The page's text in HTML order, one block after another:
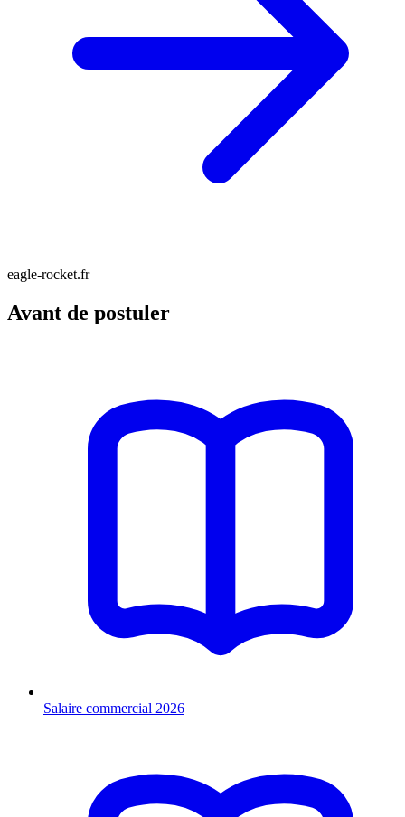
eagle-rocket.fr
Avant de postuler
Salaire commercial 2026